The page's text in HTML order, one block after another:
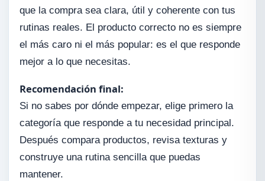
que la compra sea clara, útil y coherente con tus
rutinas reales. El producto correcto no es siempre
el más caro ni el más popular: es el que responde
mejor a lo que necesitas.
Recomendación final:
Si no sabes por dónde empezar, elige primero la
categoría que responde a tu necesidad principal.
Después compara productos, revisa texturas y
construye una rutina sencilla que puedas
mantener.